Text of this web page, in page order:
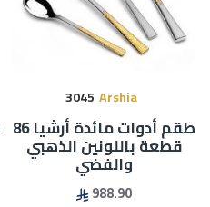
Arshia
3045
طقم أدوات مائدة أرشيا 86
قطعة باللونين الذهبي
والفضي
988.90